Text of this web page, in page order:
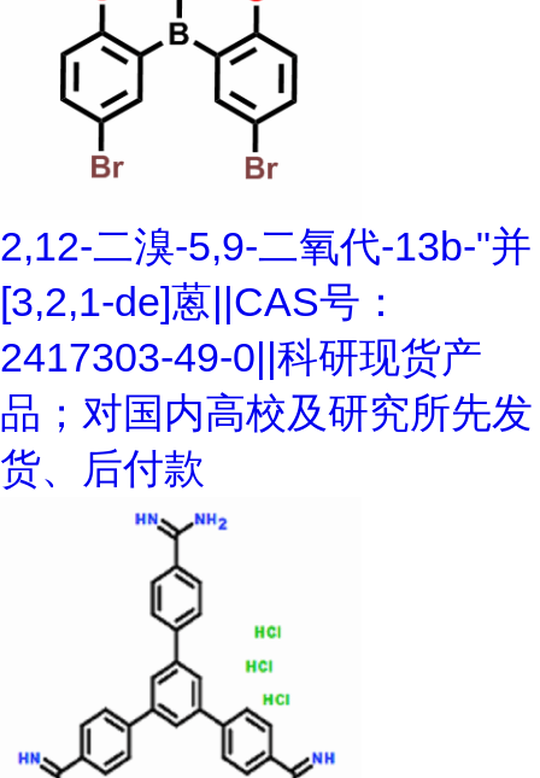
2,12-二溴-5,9-二氧代-13b-"并
[3,2,1-de]蒽||CAS号：
2417303-49-0||科研现货产
品；对国内高校及研究所先发
货、后付款